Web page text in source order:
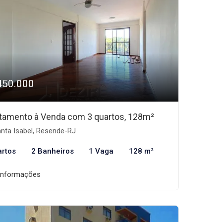
à Venda com 3 quartos, 128m²
Isabel, Resende-RJ
2 Banheiros 1 Vaga 128 m²